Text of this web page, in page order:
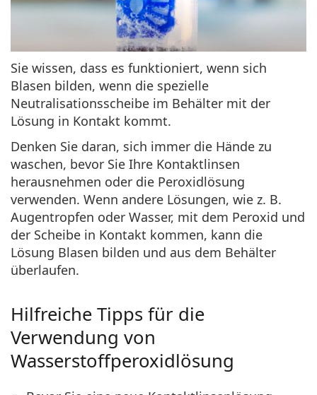
Sie wissen, dass es funktioniert, wenn sich
Blasen bilden, wenn die spezielle
Neutralisationsscheibe im Behälter mit der
Lösung in Kontakt kommt.
Denken Sie daran, sich immer die Hände zu
waschen, bevor Sie Ihre Kontaktlinsen
herausnehmen oder die Peroxidlösung
verwenden. Wenn andere Lösungen, wie z. B.
Augentropfen oder Wasser, mit dem Peroxid und
der Scheibe in Kontakt kommen, kann die
Lösung Blasen bilden und aus dem Behälter
überlaufen.
Hilfreiche Tipps für die
Verwendung von
Wasserstoffperoxidlösung